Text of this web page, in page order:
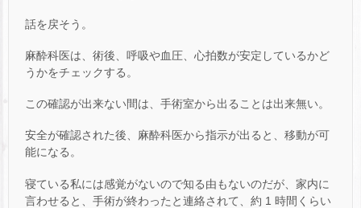
話を戻そう。
麻酔科医は、術後、呼吸や血圧、心拍数が安定しているかど
うかをチェックする。
この確認が出来ない間は、手術室から出ることは出来無い。
安全が確認された後、麻酔科医から指示が出ると、移動が可
能になる。
寝ている私には感覚がないので知る由もないのだが、家内に
言わせると、手術が終わったと連絡されて、約 1 時間くらい